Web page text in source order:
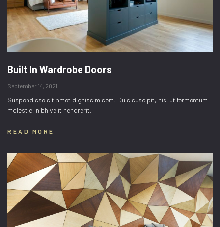
Built In Wardrobe Doors
September 14, 2021
Suspendisse sit amet dignissim sem. Duis suscipit, nisi ut fermentum
molestie, nibh velit hendrerit.
READ MORE